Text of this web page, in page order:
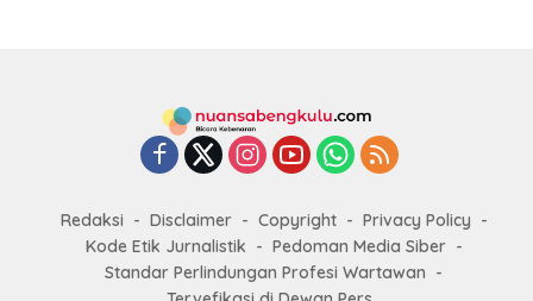
Redaksi Disclaimer Copyright
Privacy Policy
Kode Etik Jurnalistik
Pedoman Media Siber
Standar Perlindungan Profesi Wartawan